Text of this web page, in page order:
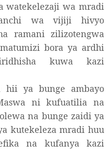
watekelezaji wa mradi
wa vijiji hivyo
ramani zilizotengwa
bora ya ardhi
kuwa kazi
hii ya bunge ambayo
ni kufuatilia na
na bunge zaidi ya
kutekeleza mradi huu
na kufanya kazi